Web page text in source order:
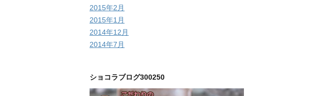
2015年2月
2015年1月
2014年12月
2014年7月
ショコラブログ300250